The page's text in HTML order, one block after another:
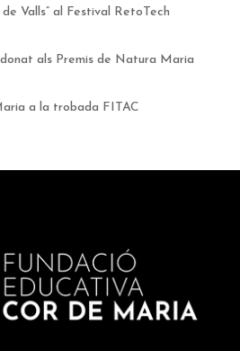
Valls” al Festival RetoTech
als Premis de Natura Maria
a la trobada FITAC